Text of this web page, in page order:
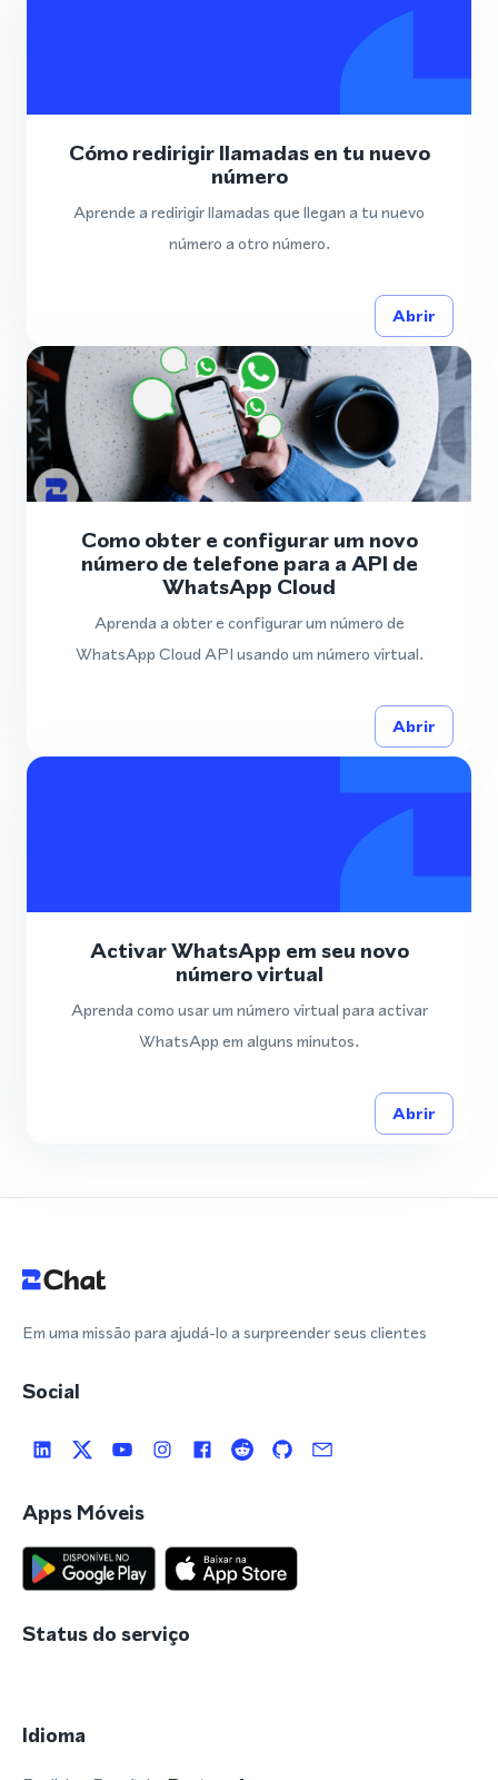
Cómo redirigir llamadas en tu nuevo
número
Aprende a redirigir llamadas que llegan a tu nuevo
número a otro número.
Abrir
Como obter e configurar um novo
número de telefone para a API de
WhatsApp Cloud
Aprenda a obter e configurar um número de
WhatsApp Cloud API usando um número virtual.
Abrir
Activar WhatsApp em seu novo
número virtual
Aprenda como usar um número virtual para activar
WhatsApp em alguns minutos.
Abrir
Em uma missão para ajudá-lo a surpreender seus clientes
Social
Apps Móveis
Status do serviço
Idioma